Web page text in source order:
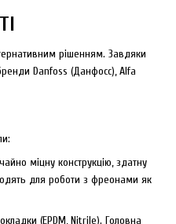
рішенням. Завдяки
Danfoss (Данфосс), Alfa
міцну конструкцію, здатну
для роботи з фреонами як
(EPDM, Nitrile). Головна